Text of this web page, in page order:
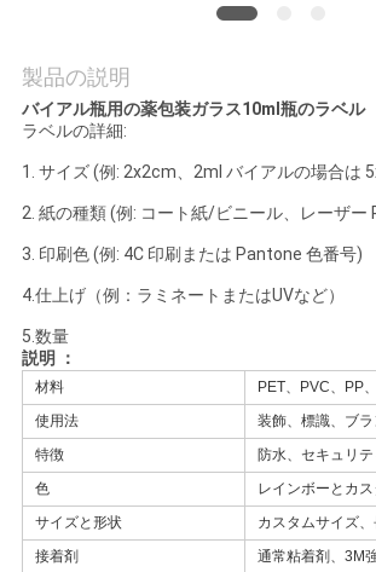
連
絡
し
な
さ
い
ニ
ュ
ー
ス
製品の説明
バイアル瓶用の薬包装ガラス10ml瓶のラベル
ラベルの詳細:
1. サイズ (例: 2x2cm、2ml バイアルの場合は
2. 紙の種類 (例: コート紙/ビニール、レーザー
3. 印刷色 (例: 4C 印刷または Pantone 色番号)
4.仕上げ（例：ラミネートまたはUVなど）
5.数量
説明 ：
材料
PET、PVC、PP
使用法
装飾、標識、ブ
特徴
防水、セキュリ
色
レインボーとカ
サイズと形状
カスタムサイズ
接着剤
通常粘着剤、3M